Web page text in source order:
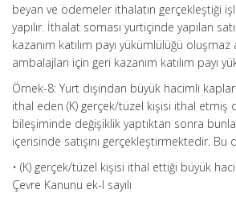
beyan ve ödemeler ithalatın gerçekleştiği
yapılır. İthalat soması yurtiçinde yapılan
kazanım katılım payı yükümlülüğü oluşmaz
ambalajları için geri kazanım katılım payı
Örnek-8: Yurt dışından büyük hacimli
ithal eden (K) gerçek/tüzel kişisi ithal etmiş
bileşiminde değişiklik yaptıktan sonra
içerisinde satışını gerçekleştirmektedir. Bu
• (K) gerçek/tüzel kişisi ithal ettiği büyük
Çevre Kanunu ek-l sayılı